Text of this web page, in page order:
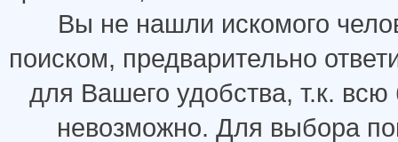
Вы не нашли искомого
поиском, предварительно
для Вашего удобства, т.к.
невозможно. Для выбора